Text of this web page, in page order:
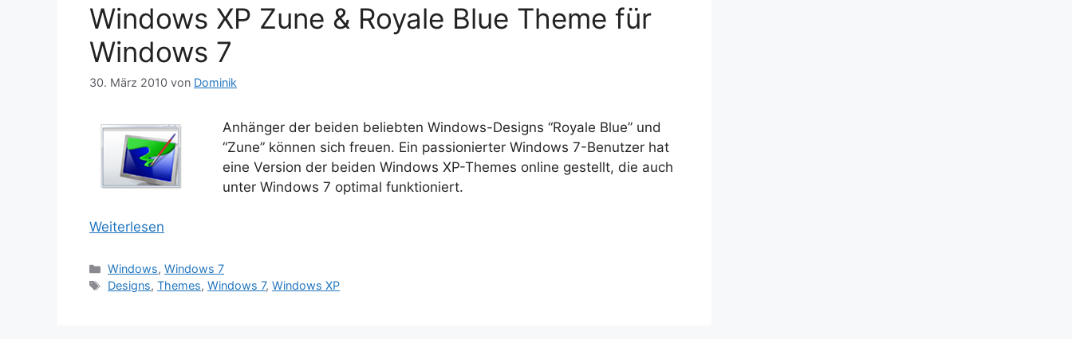
Windows XP Zune & Royale Blue Theme für
Windows 7
30. März 2010 von Dominik
Anhänger der beiden beliebten Windows-Designs “Royale Blue” und
“Zune” können sich freuen. Ein passionierter Windows 7-Benutzer hat
eine Version der beiden Windows XP-Themes online gestellt, die auch
unter Windows 7 optimal funktioniert.
Weiterlesen
Kategorien
Windows,Windows 7
Schlagwörter
Designs,Themes,Windows 7,Windows XP